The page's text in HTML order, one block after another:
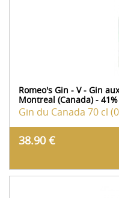
Romeo's Gin - V - Gin
Montreal (Canada) - 41%
Gin du Canada 70 cl
38.90 €